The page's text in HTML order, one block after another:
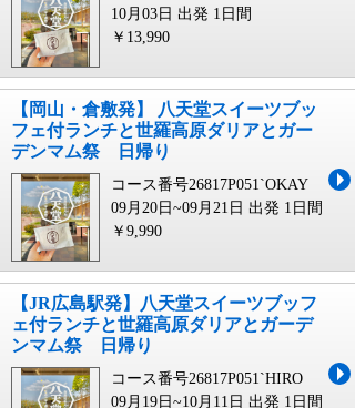
10月03日 出発 1日間
￥13,990
【岡山・倉敷発】 八天堂スイーツブッ
フェ付ランチと世羅高原ダリアとガー
デンマム祭 日帰り
コース番号26817P051`OKAY
09月20日~09月21日 出発 1日間
￥9,990
【JR広島駅発】八天堂スイーツブッフ
ェ付ランチと世羅高原ダリアとガーデ
ンマム祭 日帰り
コース番号26817P051`HIRO
09月19日~10月11日 出発 1日間